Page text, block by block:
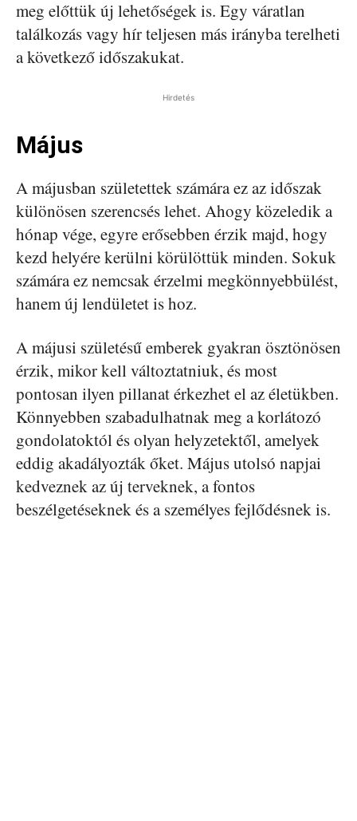
meg előttük új lehetőségek is. Egy váratlan
találkozás vagy hír teljesen más irányba terelheti
a következő időszakukat.
Hirdetés
Május
A májusban születettek számára ez az időszak
különösen szerencsés lehet. Ahogy közeledik a
hónap vége, egyre erősebben érzik majd, hogy
kezd helyére kerülni körülöttük minden. Sokuk
számára ez nemcsak érzelmi megkönnyebbülést,
hanem új lendületet is hoz.
A májusi születésű emberek gyakran ösztönösen
érzik, mikor kell változtatniuk, és most
pontosan ilyen pillanat érkezhet el az életükben.
Könnyebben szabadulhatnak meg a korlátozó
gondolatoktól és olyan helyzetektől, amelyek
eddig akadályozták őket. Május utolsó napjai
kedveznek az új terveknek, a fontos
beszélgetéseknek és a személyes fejlődésnek is.